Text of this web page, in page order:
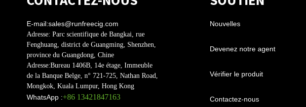
E-mail:sales@runfreecig.com
Adresse: Parc scientifique de Bangkai, rue
Fenghuang, district de Guangming, Shenzhen,
province du Guangdong, Chine
Adresse:Bureau 1406B, 14e étage, Immeuble
de la Banque Belge, n° 721-725, Nathan Road,
Mongkok, Kuala Lumpur, Hong Kong
WhatsApp :+86 13421847163
Nouvelles
Devenez notre agent
Vérifier le produit
Contactez-nous